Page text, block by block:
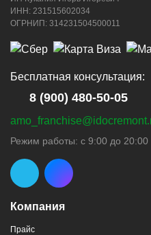
ИНН: 231515602034
ОГРНИП: 314231504500011
Компания
Прайс
Бесплатная консультация:
8 (900) 480-50-05
Режим работы: с 9:00 до 20:00